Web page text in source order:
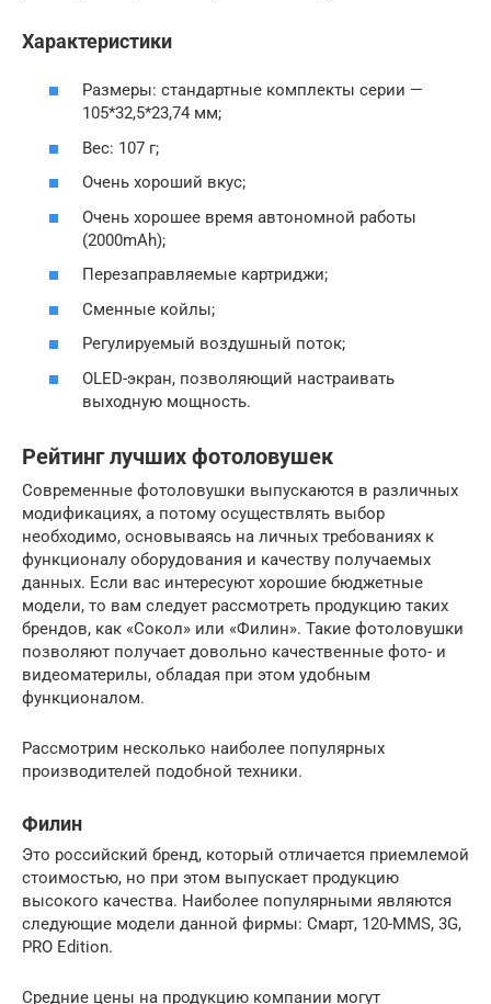
Характеристики
Размеры: стандартные комплекты серии —
105*32,5*23,74 мм;
Вес: 107 г;
Очень хороший вкус;
Очень хорошее время автономной работы
(2000mAh);
Перезаправляемые картриджи;
Сменные койлы;
Регулируемый воздушный поток;
OLED-экран, позволяющий настраивать
выходную мощность.
Рейтинг лучших фотоловушек
Современные фотоловушки выпускаются в различных
модификациях, а потому осуществлять выбор
необходимо, основываясь на личных требованиях к
функционалу оборудования и качеству получаемых
данных. Если вас интересуют хорошие бюджетные
модели, то вам следует рассмотреть продукцию таких
брендов, как «Сокол» или «Филин». Такие фотоловушки
позволяют получает довольно качественные фото- и
видеоматерилы, обладая при этом удобным
функционалом.
Рассмотрим несколько наиболее популярных
производителей подобной техники.
Филин
Это российский бренд, который отличается приемлемой
стоимостью, но при этом выпускает продукцию
высокого качества. Наиболее популярными являются
следующие модели данной фирмы: Смарт, 120-ММS, 3G,
PRO Edition.
Средние цены на продукцию компании могут